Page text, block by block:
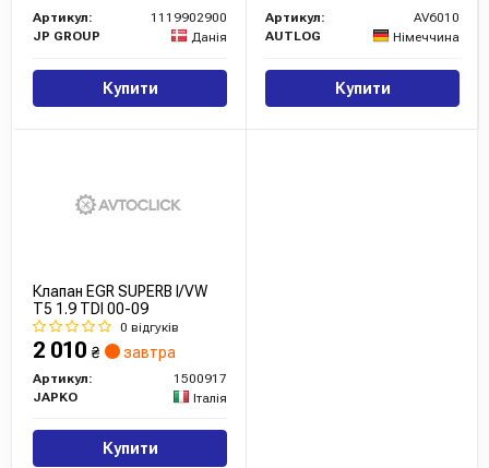
Артикул:
1119902900
JP GROUP
Данія
Купити
Артикул:
AV6010
AUTLOG
Німеччина
Купити
Клапан EGR SUPERB I/VW
T5 1.9 TDI 00-09
0 відгуків
2 010 ₴ завтра
Артикул:
1500917
JAPKO
Італія
Купити